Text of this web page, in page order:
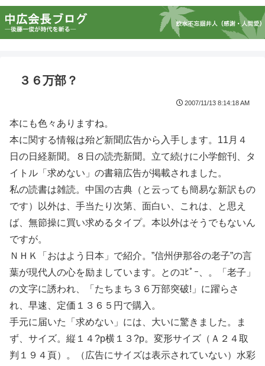
３６万部？
2007/11/13 8:14:18 AM
本にも色々ありますね。
本に関する情報は殆ど新聞広告から入手します。11月４
日の日経新聞。８日の読売新聞。立て続けに小学館刊、タ
イトル「求めない」の書籍広告が掲載されました。
私の読書は雑読。中国の古典（と云っても簡易な新訳もの
です）以外は、手当たり次第、面白い、これは、と思え
ば、無節操に買い求めるタイプ。本以外はそうでもないん
ですが。
ＮＨＫ「おはよう日本」で紹介。”信州伊那谷の老子”の言
葉が現代人の心を励ましています。とのｺﾋﾟｰ、。「老子」
の文字に誘われ、「たちまち３６万部突破!」に躍らさ
れ、早速、定価１３６５円で購入。
手元に届いた「求めない」には、大いに驚きました。ま
ず、サイズ。縦１４?p横１３?p。変形サイズ（Ａ２４取
判１９４頁）。（広告にサイズは表示されていない）水彩